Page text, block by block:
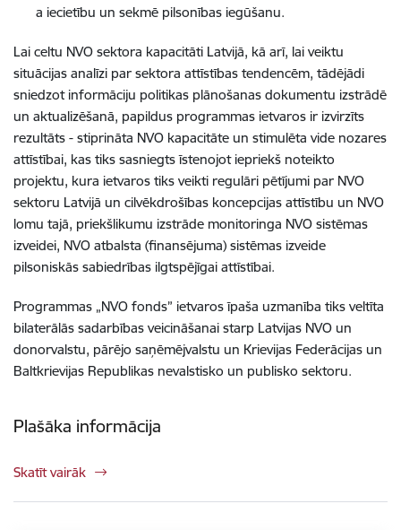
a iecietību un sekmē pilsonības iegūšanu.
Lai celtu NVO sektora kapacitāti Latvijā, kā arī, lai veiktu
situācijas analīzi par sektora attīstības tendencēm, tādējādi
sniedzot informāciju politikas plānošanas dokumentu izstrādē
un aktualizēšanā, papildus programmas ietvaros ir izvirzīts
rezultāts - stiprināta NVO kapacitāte un stimulēta vide nozares
attīstībai, kas tiks sasniegts īstenojot iepriekš noteikto
projektu, kura ietvaros tiks veikti regulāri pētījumi par NVO
sektoru Latvijā un cilvēkdrošības koncepcijas attīstību un NVO
lomu tajā, priekšlikumu izstrāde monitoringa NVO sistēmas
izveidei, NVO atbalsta (finansējuma) sistēmas izveide
pilsoniskās sabiedrības ilgtspējīgai attīstībai.
Programmas „NVO fonds” ietvaros īpaša uzmanība tiks veltīta
bilaterālās sadarbības veicināšanai starp Latvijas NVO un
donorvalstu, pārējo saņēmējvalstu un Krievijas Federācijas un
Baltkrievijas Republikas nevalstisko un publisko sektoru.
Plašāka informācija
Skatīt vairāk